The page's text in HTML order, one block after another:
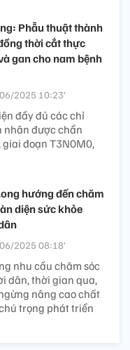
Phẫu thuật thành
thời cắt thực
gan cho nam bệnh
2025 10:23’
đầy đủ các chỉ
nhân được chẩn
đoạn T3N0M0,
hướng đến chăm
diện sức khỏe
2025 08:18’
nhu cầu chăm sóc
dân, thời gian qua,
nâng cao chất
trọng phát triển